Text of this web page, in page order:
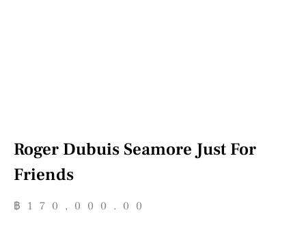
Roger Dubuis Seamore Just For
Friends
฿ 170,000.00